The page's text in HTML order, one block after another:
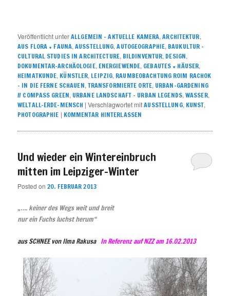
Veröffentlicht unterALLGEMEIN – AKTUELLE KAMERA,ARCHITEKTUR,
AUS FLORA + FAUNA,AUSSTELLUNG,AUTOGEOGRAPHIE, BAUKULTUR –
CULTURAL STUDIES IN ARCHITECTURE, BILDINVENTUR, DESIGN,
DOKUMENTAR-ARCHÄOLOGIE, ENERGIEWENDE, GEBAUTES + HÄUSER,
HEIMATKUNDE, KÜNSTLER, LEIPZIG, RAUMBEOBACHTUNG ROIM RACHOK
– IN DIE FERNE SCHAUEN, TRANSFORMIERTE ORTE, URBAN-GARDENING
// COMPASS GREEN, URBANE LANDSCHAFT – URBAN LEGENDS, WASSER,
WELTALL-ERDE-MENSCH |Verschlagwortet mitAUSSTELLUNG, KUNST,
PHOTOGRAPHIE | KOMMENTAR HINTERLASSEN
Und wieder ein Wintereinbruch
mitten im Leipziger-Winter
Posted on20. FEBRUAR 2013
„…. keiner des Wegs weit und breit
nur ein Fuchs luchst herum“
aus SCHNEE von Ilma Rakusa In Referenz auf NZZ am 16.02.2013